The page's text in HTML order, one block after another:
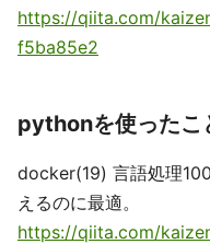
https://qiita.com/
f5ba85e2
pythonを使ったこ
docker(19) 言語処理
えるのに最適。
https://qiita.com/